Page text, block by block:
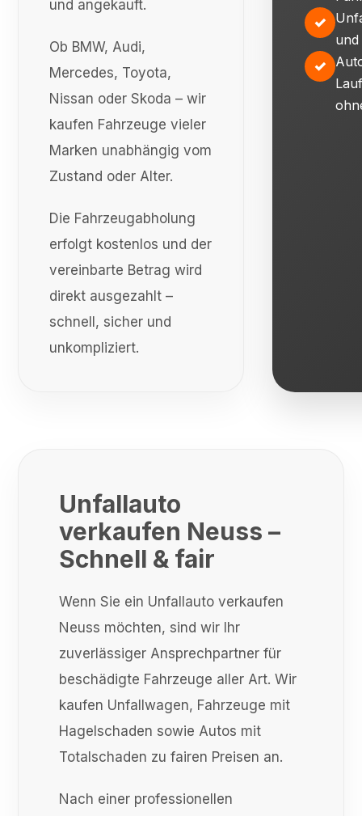
und angekauft.
Ob BMW, Audi,
Mercedes, Toyota,
Nissan oder Skoda – wir
kaufen Fahrzeuge vieler
Marken unabhängig vom
Zustand oder Alter.
Die Fahrzeugabholung
erfolgt kostenlos und der
vereinbarte Betrag wird
direkt ausgezahlt –
schnell, sicher und
unkompliziert.
✓
✓
Unfallauto
verkaufen Neuss –
Schnell & fair
Wenn Sie ein Unfallauto verkaufen
Neuss möchten, sind wir Ihr
zuverlässiger Ansprechpartner für
beschädigte Fahrzeuge aller Art. Wir
kaufen Unfallwagen, Fahrzeuge mit
Hagelschaden sowie Autos mit
Totalschaden zu fairen Preisen an.
Nach einer professionellen